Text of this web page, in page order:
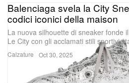
Calzature
Balenciaga svela la City
codici iconici della maison
La nuova silhouette di sneaker fonde
Le City con gli acclamati stili sportivi
Oct 30, 2025